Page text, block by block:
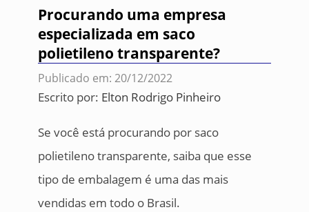
Procurando uma empresa
especializada em saco
polietileno transparente?
Publicado em: 20/12/2022
Escrito por: Elton Rodrigo Pinheiro
Se você está procurando por saco
polietileno transparente, saiba que esse
tipo de embalagem é uma das mais
vendidas em todo o Brasil.